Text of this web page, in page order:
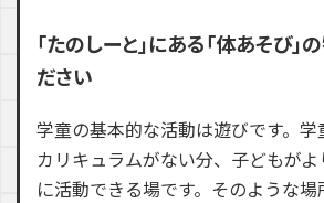
「たのしーと」にある「体あそび」
ださい
学童の基本的な活動は遊びです。
カリキュラムがない分、子どもが
に活動できる場です。そのような